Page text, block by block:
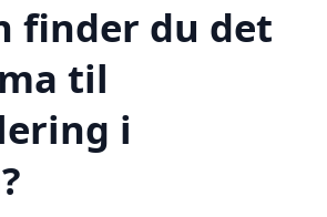
finder du det
til
i